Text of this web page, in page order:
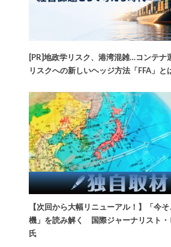
[PR]地政学リスク、港湾混雑…コンテナ
リスクへの新しいヘッジ方法「FFA」と
【次回から大幅リニューアル！】「今
機」を読み解く 国際ジャーナリスト・
氏